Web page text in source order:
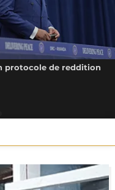
protocole de reddition